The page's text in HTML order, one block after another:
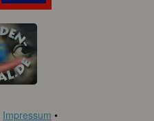
Impressum •